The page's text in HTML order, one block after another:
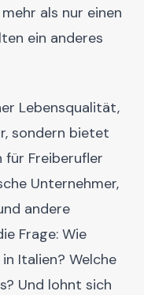
als nur einen
ein anderes
Lebensqualität,
sondern bietet
Freiberufler
Unternehmer,
andere
Frage: Wie
Italien? Welche
Und lohnt sich